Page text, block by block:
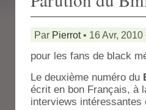
Par Pierrot• 16 Avr, 2010
pour les fans de black
Le deuxième numéro du
écrit en bon Français, à
interviews intéressantes